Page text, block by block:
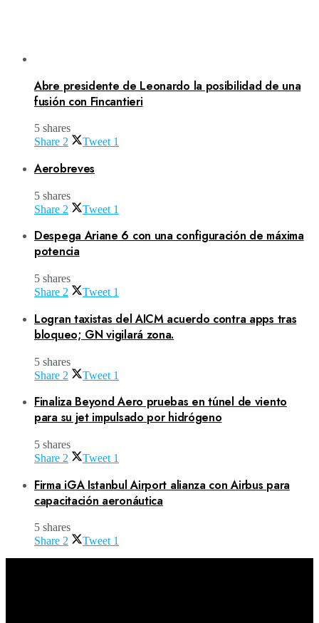
Abre presidente de Leonardo la posibilidad de una
fusión con Fincantieri
5 shares
Share 2 Tweet 1
Aerobreves
5 shares
Share 2 Tweet 1
Despega Ariane 6 con una configuración de máxima
potencia
5 shares
Share 2 Tweet 1
Logran taxistas del AICM acuerdo contra apps tras
bloqueo; GN vigilará zona.
5 shares
Share 2 Tweet 1
Finaliza Beyond Aero pruebas en túnel de viento
para su jet impulsado por hidrógeno
5 shares
Share 2 Tweet 1
Firma iGA Istanbul Airport alianza con Airbus para
capacitación aeronáutica
5 shares
Share 2 Tweet 1